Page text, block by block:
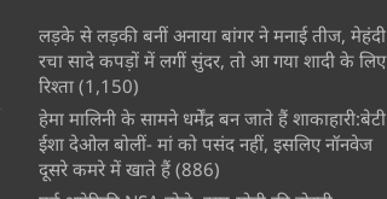
लड़के से लड़की बनीं अनाया बांगर ने मनाई तीज, मेहंदी
रचा सादे कपड़ों में लगीं सुंदर, तो आ गया शादी के लिए
रिश्ता (1,150)
हेमा मालिनी के सामने धर्मेंद्र बन जाते हैं शाकाहारी:बेटी
ईशा देओल बोलीं- मां को पसंद नहीं, इसलिए नॉनवेज
दूसरे कमरे में खाते हैं (886)